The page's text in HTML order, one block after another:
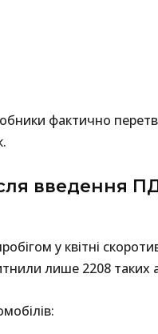
фактично
введення
у квітні
лише 2208 таких